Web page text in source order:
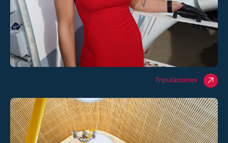
Tripulaciones